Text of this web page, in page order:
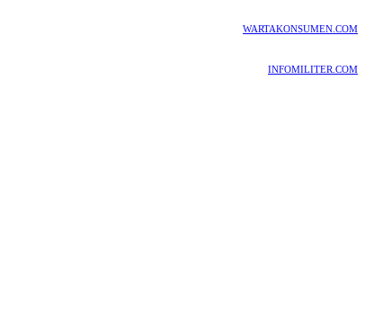
WARTAKONSUMEN.COM
INFOMILITER.COM